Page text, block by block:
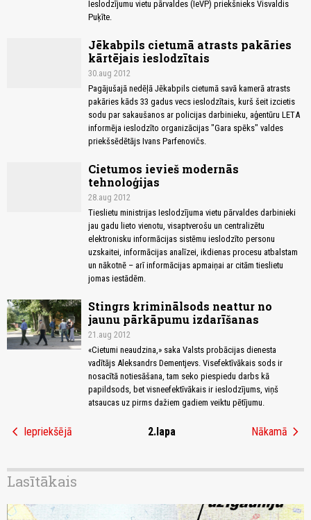
Ieslodzījumu vietu pārvaldes (IeVP) priekšnieks Visvaldis
Puķīte.
Jēkabpils cietumā atrasts pakāries
kārtējais ieslodzītais
30.aug 2012
Pagājušajā nedēļā Jēkabpils cietumā savā kamerā atrasts
pakāries kāds 33 gadus vecs ieslodzītais, kurš šeit izcietis
sodu par sakaušanos ar policijas darbinieku, aģentūru LETA
informēja ieslodzīto organizācijas "Gara spēks" valdes
priekšsēdētājs Ivans Parfenovičs.
Cietumos ievieš modernās
tehnoloģijas
28.aug 2012
Tieslietu ministrijas Ieslodzījuma vietu pārvaldes darbinieki
jau gadu lieto vienotu, visaptverošu un centralizētu
elektronisku informācijas sistēmu ieslodzīto personu
uzskaitei, informācijas analīzei, ikdienas procesu atbalstam
un nākotnē – arī informācijas apmaiņai ar citām tieslietu
jomas iestādēm.
Stingrs kriminālsods neattur no
jaunu pārkāpumu izdarīšanas
21.aug 2012
«Cietumi neaudzina,» saka Valsts probācijas dienesta
vadītājs Aleksandrs Dementjevs. Visefektīvākais sods ir
nosacītā notiesāšana, tam seko piespiedu darbs kā
papildsods, bet visneefektīvākais ir ieslodzījums, viņš
atsaucas uz pirms dažiem gadiem veiktu pētījumu.
chevron_left Iepriekšējā 2.lapa Nākamā chevron_right
Lasītākais